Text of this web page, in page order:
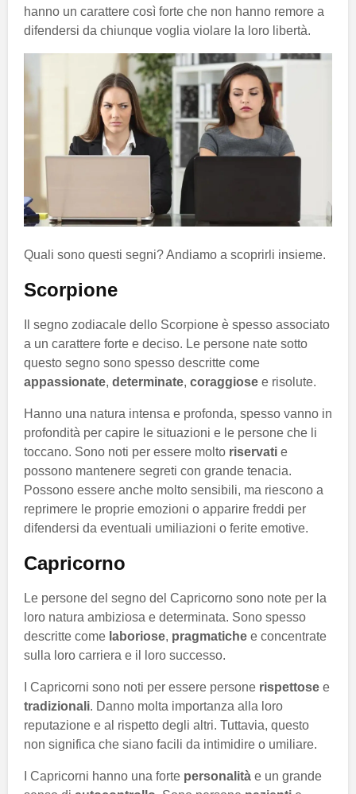
hanno un carattere così forte che non hanno remore a
difendersi da chiunque voglia violare la loro libertà.
Quali sono questi segni? Andiamo a scoprirli insieme.
Scorpione
Il segno zodiacale dello Scorpione è spesso associato
a un carattere forte e deciso. Le persone nate sotto
questo segno sono spesso descritte come
appassionate, determinate, coraggiose e risolute.
Hanno una natura intensa e profonda, spesso vanno in
profondità per capire le situazioni e le persone che li
toccano. Sono noti per essere molto riservati e
possono mantenere segreti con grande tenacia.
Possono essere anche molto sensibili, ma riescono a
reprimere le proprie emozioni o apparire freddi per
difendersi da eventuali umiliazioni o ferite emotive.
Capricorno
Le persone del segno del Capricorno sono note per la
loro natura ambiziosa e determinata. Sono spesso
descritte come laboriose, pragmatiche e concentrate
sulla loro carriera e il loro successo.
I Capricorni sono noti per essere persone rispettose e
tradizionali. Danno molta importanza alla loro
reputazione e al rispetto degli altri. Tuttavia, questo
non significa che siano facili da intimidire o umiliare.
I Capricorni hanno una forte personalità e un grande